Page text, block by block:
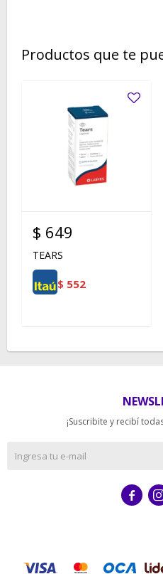
Productos que te
$ 649
TEARS
$ 552
¡Suscribite y recibí
